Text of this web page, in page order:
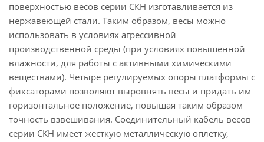
поверхностью весов серии СКН изготавливается из
нержавеющей стали. Таким образом, весы можно
использовать в условиях агрессивной
производственной среды (при условиях повышенной
влажности, для работы с активными химическими
веществами). Четыре регулируемых опоры платформы с
фиксаторами позволяют выровнять весы и придать им
горизонтальное положение, повышая таким образом
точность взвешивания. Соединительный кабель весов
серии СКН имеет жесткую металлическую оплетку,